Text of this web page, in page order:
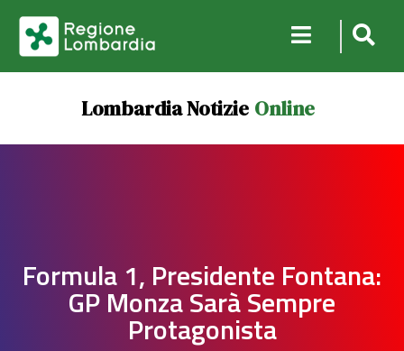
Lombardia Notizie Online
Formula 1, Presidente Fontana:
GP Monza Sarà Sempre
Protagonista